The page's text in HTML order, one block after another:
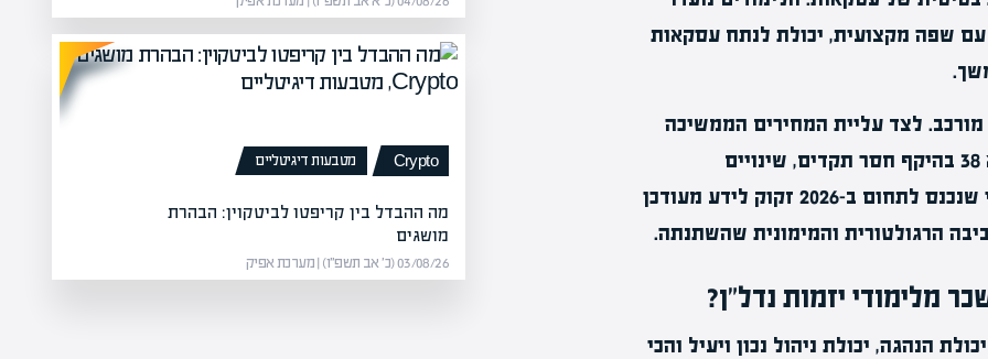
שפה מקצועית, יכולת לנתח עסקאות
הנדל"ן הישראלי ב-2026 הוא שוק מורכב. לצד עליית המחירים הממשיכה
בערי המרכז, נכנסו לתמונה פרויקטי פינוי-בינוי ותמ"א 38 בהיקף חסר תקדים, שינויים
ברגולציית המשכנתאות והגברת הפיקוח על יזמים. מי שנכנס לתחום ב-2026 זקוק לידע מעודכן
הרגולטורית והמימונית שהשתנתה.
מלימודי יזמות נדל"ן?
הנהגה, יכולת ניהול נכון ויעיל והכי
Crypto מטבעות דיגיטליים
מה ההבדל בין קריפטו לביטקוין: הבהרת
מושגים
03/08/26 (כ׳ אב תשפ״ו) | מערכת אפיק